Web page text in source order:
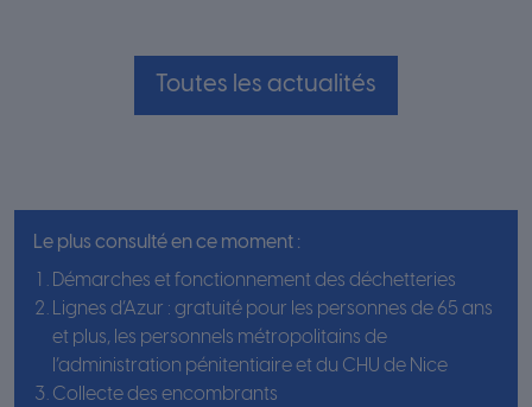
Toutes les actualités
Le plus consulté en ce moment :
Démarches et fonctionnement des déchetteries
Lignes d’Azur : gratuité pour les personnes de 65 ans
et plus, les personnels métropolitains de
l’administration pénitentiaire et du CHU de Nice
Collecte des encombrants